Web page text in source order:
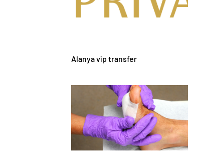
Alanya vip transfer